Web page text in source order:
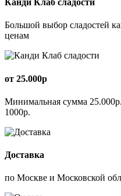
Канди Клаб сладости
Большой выбор сладостей
ценам
от 25.000р
Минимальная сумма
1000р.
Доставка
по Москве и Московской